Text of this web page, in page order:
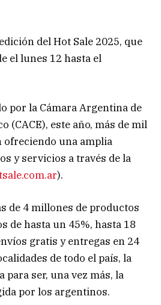
del Hot Sale 2025, que
el lunes 12 hasta el
por la Cámara Argentina de
(CACE), este año, más de mil
una amplia
y servicios a través de la
).
de 4 millones de productos
de hasta un 45%, hasta 18
gratis y entregas en 24
de todo el país, la
para ser, una vez más, la
por los argentinos.